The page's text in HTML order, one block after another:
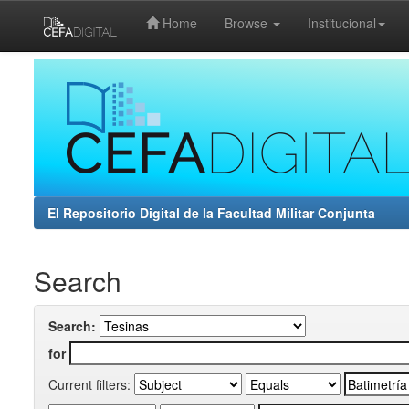
Home Browse Institucional
El Repositorio Digital de la Facultad Militar Conjunta
Search
Search:
for
Current filters: